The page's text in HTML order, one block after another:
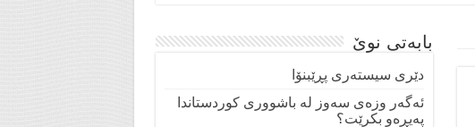
بابەتی نوێ
دێری سیستەری پڕێبنۆا
ئەگەر وزەی سەوز لە باشووری کوردستاندا
پەیڕەو بکرێت؟